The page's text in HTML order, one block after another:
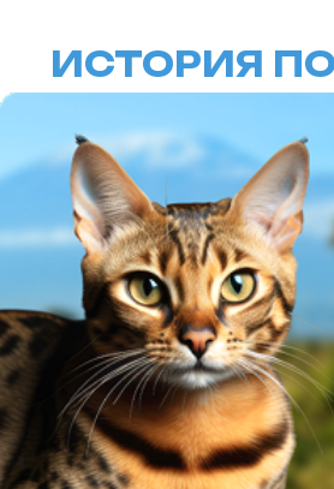
официально признана в 1993 году.
Сококе — это кошка среднего
размера с изящным,
но мускулистым телом. Их шерсть
короткая, плотная и блестящая,
с окрасом табби (полосатым
или пятнистым). Глаза большие,
миндалевидные, цвет варьируется
от жёлтого до зелёного. Уши
средние, широко расставленные,
с закруглёнными кончиками.
ВНЕШНИЙ ВИД